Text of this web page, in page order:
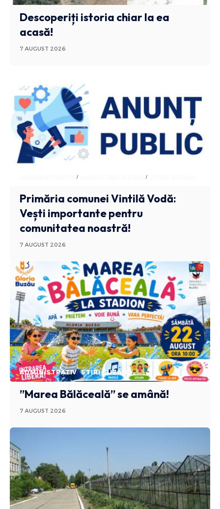
Descoperiți istoria chiar la ea
acasă!
7 AUGUST 2026
ADMINISTRATIV ANUNTURI BUZAU
Primăria comunei Vintilă Vodă:
Vești importante pentru
comunitatea noastră!
7 AUGUST 2026
ADMINISTRATIV STIRI BUZAU
”Marea Bălăceală” se amână!
7 AUGUST 2026